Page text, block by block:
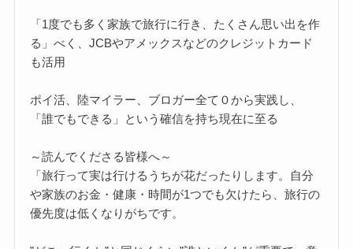
「1度でも多く家族で旅行に行き、たくさん思い出を作
る」べく、JCBやアメックスなどのクレジットカード
も活用
ポイ活、陸マイラー、ブロガー全て０から実践し、
「誰でもできる」という確信を持ち現在に至る
～読んでくださる皆様へ～
「旅行って実は行けるうちが花だったりします。自分
や家族のお金・健康・時間が1つでも欠けたら、旅行の
優先度は低くなりがちです。